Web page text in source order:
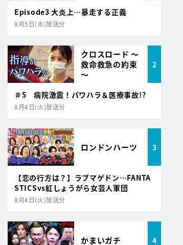
Episode3 大炎上…暴走する正義
8月5日(水)放送分
クロスロード ～
救命救急の約束
～
2
＃5 病院激震！パワハラ＆医療事故!?
8月4日(火)放送分
ロンドンハーツ 3
【恋の行方は？】ラブマゲドン…FANTA
STICSvs紅しょうがら女芸人軍団
8月4日(火)放送分
かまいガチ 4